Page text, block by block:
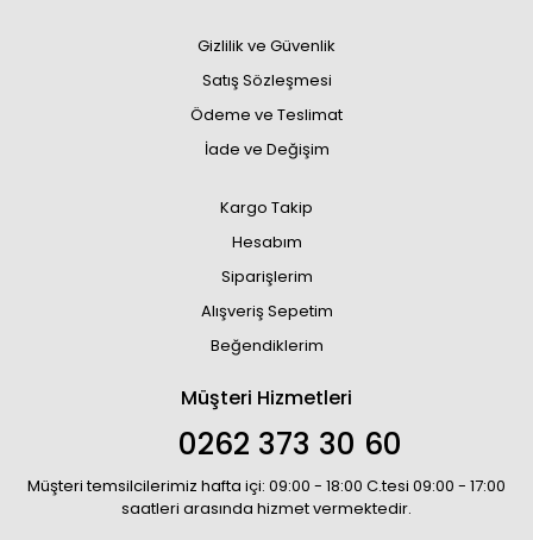
Gizlilik ve Güvenlik
Satış Sözleşmesi
Ödeme ve Teslimat
İade ve Değişim
Kargo Takip
Hesabım
Siparişlerim
Alışveriş Sepetim
Beğendiklerim
Müşteri Hizmetleri
0262 373 30 60
Müşteri temsilcilerimiz hafta içi: 09:00 - 18:00 C.tesi 09:00 - 17:00
saatleri arasında hizmet vermektedir.